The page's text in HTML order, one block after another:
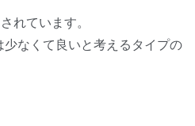
れています。
なくて良いと考えるタイプの